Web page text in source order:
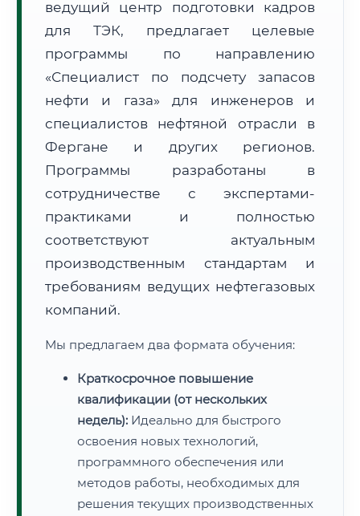
• Маршрут транзита:~1 826 км
📜 Документы и аккредитация ФИС ФРДО
Нажмите на документ для увеличения и просмотра
ведущий центр подготовки кадров
для ТЭК, предлагает целевые
программы по направлению
«Специалист по подсчету запасов
нефти и газа» для инженеров и
специалистов нефтяной отрасли в
Фергане и других регионов.
Программы разработаны в
сотрудничестве с экспертами-
практиками и полностью
соответствуют актуальным
производственным стандартам и
требованиям ведущих нефтегазовых
компаний.
Мы предлагаем два формата обучения:
Краткосрочное повышение
квалификации (от нескольких
недель): Идеально для быстрого
освоения новых технологий,
программного обеспечения или
методов работы, необходимых для
решения текущих производственных